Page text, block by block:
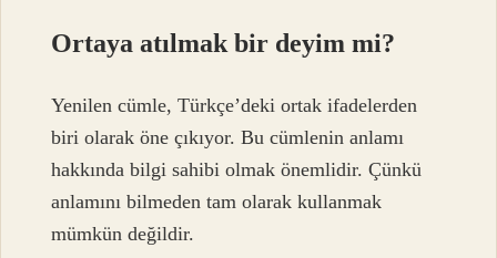
Ortaya atılmak bir deyim mi?
Yenilen cümle, Türkçe’deki ortak ifadelerden
biri olarak öne çıkıyor. Bu cümlenin anlamı
hakkında bilgi sahibi olmak önemlidir. Çünkü
anlamını bilmeden tam olarak kullanmak
mümkün değildir.